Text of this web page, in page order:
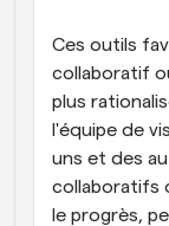
Ces outils
collaboratif
plus
l'équipe de
uns et des
collaboratifs
le progrès,